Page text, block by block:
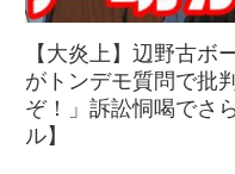
【大炎上】辺野古ボ
がトンデモ質問で批
ぞ！」訴訟恫喝でさ
ル】